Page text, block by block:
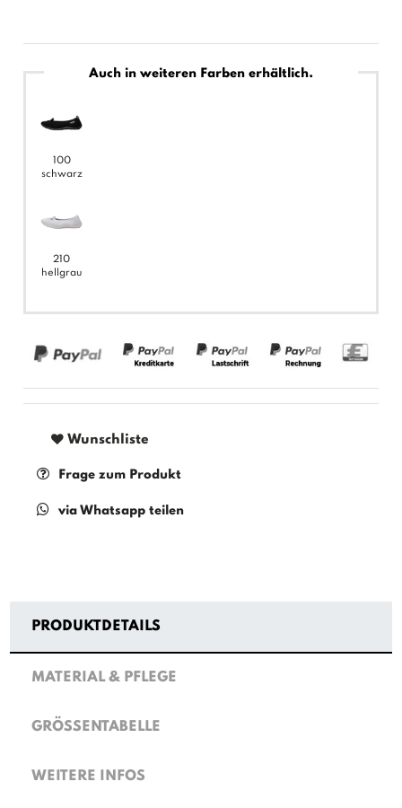
Auch in weiteren Farben erhältlich.
100
schwarz
210
hellgrau
Wunschliste
Frage zum Produkt
via Whatsapp teilen
PRODUKTDETAILS
MATERIAL & PFLEGE
GRÖSSENTABELLE
WEITERE INFOS